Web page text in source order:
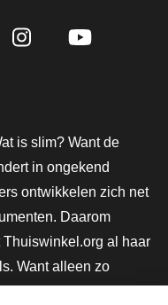
is slim? Want de
in ongekend
ontwikkelen zich net
Daarom
al haar
Want alleen zo